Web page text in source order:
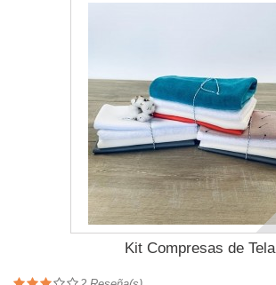
Kit Compresas de Tela